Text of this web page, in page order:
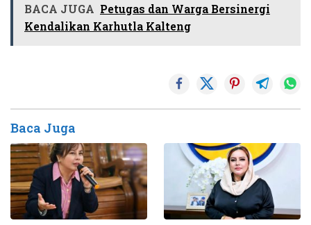
BACA JUGA Petugas dan Warga Bersinergi
Kendalikan Karhutla Kalteng
Baca Juga